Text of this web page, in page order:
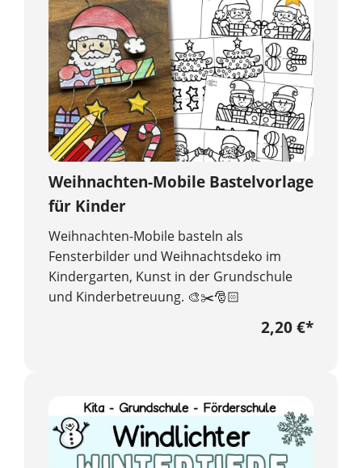
Weihnachten-Mobile Bastelvorlage
für Kinder
Weihnachten-Mobile basteln als
Fensterbilder und Weihnachtsdeko im
Kindergarten, Kunst in der Grundschule
und Kinderbetreuung. 🎨✂️🎅🏻
2,20 €*